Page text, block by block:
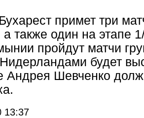
примет три
также один на этапе
пройдут матчи
будет
Андрея Шевченко
13:37